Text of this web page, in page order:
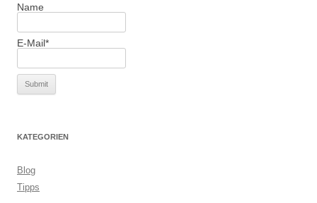
Name
E-Mail*
KATEGORIEN
Blog
Tipps